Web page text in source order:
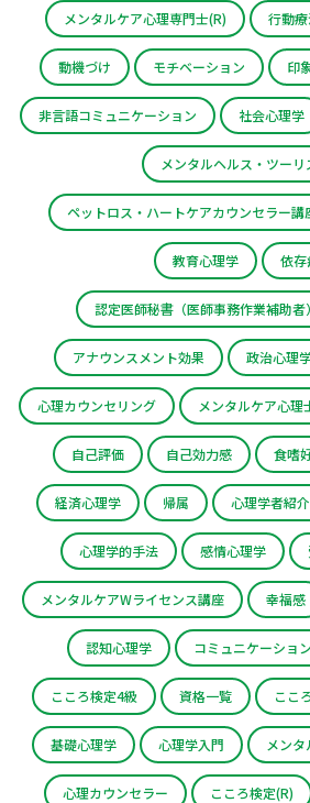
メンタルケア心理専門士(R) 行動
動機づけ モチベーション 印
非言語コミュニケーション 社会心理学
メンタルヘルス・ツーリ
ペットロス・ハートケアカウンセラー講
教育心理学 依存
認定医師秘書（医師事務作業補助者
アナウンスメント効果 政治心理
心理カウンセリング メンタルケア心理
自己評価 自己効力感 食嗜
経済心理学 帰属 心理学者紹介
心理学的手法 感情心理学
メンタルケアWライセンス講座 幸福感
認知心理学 コミュニケーション
こころ検定4級 資格一覧 ここ
基礎心理学 心理学入門 メン
心理カウンセラー こころ検定(R)